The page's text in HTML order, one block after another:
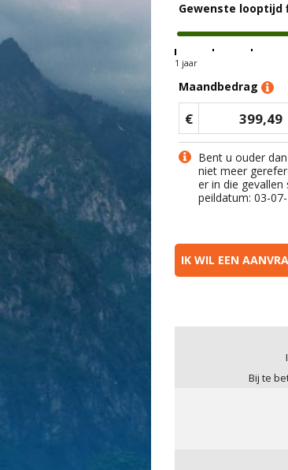
Gewenste looptijd
1 jaar
Maandbedrag
€ 399,49
Bent u ouder
niet meer
er in die gevallen
peildatum: 03-
IK WIL EEN
Bij te